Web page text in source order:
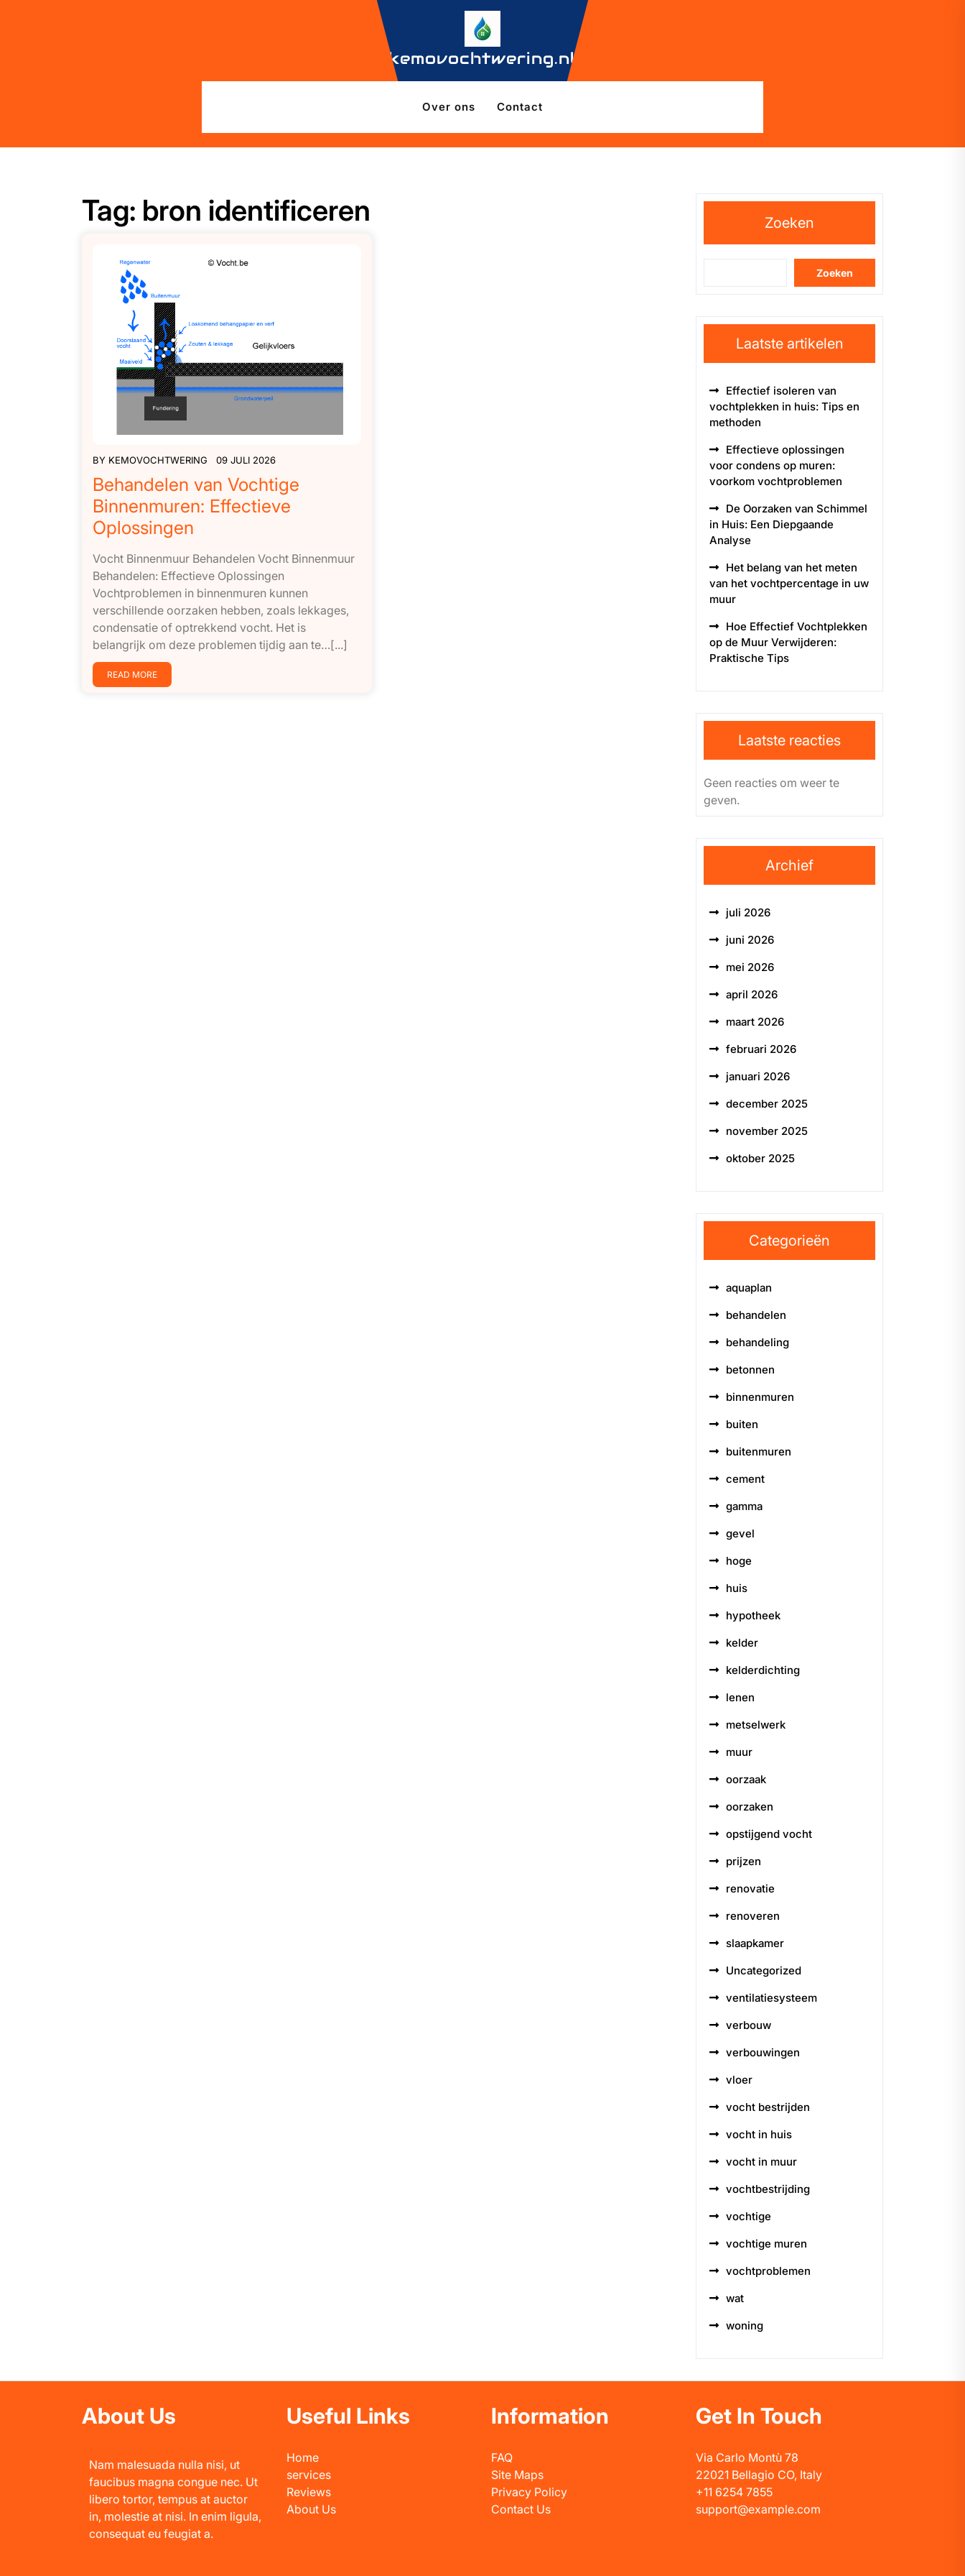
kemovochtwering.nl
Over ons Contact
Tag: bron identificeren
BY KEMOVOCHTWERING 09 JULI 2026
Behandelen van Vochtige
Binnenmuren: Effectieve
Oplossingen
Vocht Binnenmuur Behandelen Vocht Binnenmuur
Behandelen: Effectieve Oplossingen
Vochtproblemen in binnenmuren kunnen
verschillende oorzaken hebben, zoals lekkages,
condensatie of optrekkend vocht. Het is
belangrijk om deze problemen tijdig aan te…[...]
READ MORE
Zoeken
Zoeken
Laatste artikelen
Effectief isoleren van
vochtplekken in huis: Tips en
methoden
Effectieve oplossingen
voor condens op muren:
voorkom vochtproblemen
De Oorzaken van Schimmel
in Huis: Een Diepgaande
Analyse
Het belang van het meten
van het vochtpercentage in uw
muur
Hoe Effectief Vochtplekken
op de Muur Verwijderen:
Praktische Tips
Laatste reacties
Geen reacties om weer te
geven.
Archief
juli 2026
juni 2026
mei 2026
april 2026
maart 2026
februari 2026
januari 2026
december 2025
november 2025
oktober 2025
Categorieën
aquaplan
behandelen
behandeling
betonnen
binnenmuren
buiten
buitenmuren
cement
gamma
gevel
hoge
huis
hypotheek
kelder
kelderdichting
lenen
metselwerk
muur
oorzaak
oorzaken
opstijgend vocht
prijzen
renovatie
renoveren
slaapkamer
Uncategorized
ventilatiesysteem
verbouw
verbouwingen
vloer
vocht bestrijden
vocht in huis
vocht in muur
vochtbestrijding
vochtige
vochtige muren
vochtproblemen
wat
woning
About Us
Nam malesuada nulla nisi, ut
faucibus magna congue nec. Ut
libero tortor, tempus at auctor
in, molestie at nisi. In enim ligula,
consequat eu feugiat a.
Useful Links
Home
services
Reviews
About Us
Information
FAQ
Site Maps
Privacy Policy
Contact Us
Get In Touch
Via Carlo Montù 78
22021 Bellagio CO, Italy
+11 6254 7855
support@example.com